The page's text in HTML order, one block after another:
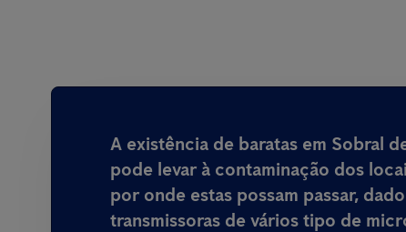
A existência de baratas em Sobral
pode levar à contaminação dos
por onde estas possam passar,
transmissoras de vários tipo de